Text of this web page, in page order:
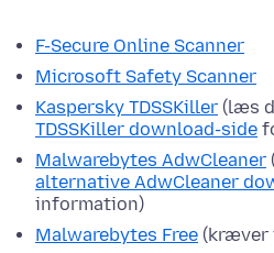
F-Secure Online Scanner
Microsoft Safety Scanner
Kaspersky TDSSKiller (læs
TDSSKiller download-side
Malwarebytes AdwCleaner
alternative AdwCleaner
information)
Malwarebytes Free (kræver